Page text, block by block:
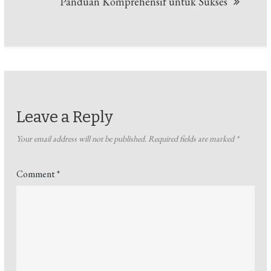
Leave a Reply
Your email address will not be published. Required fields are marked*
Comment*